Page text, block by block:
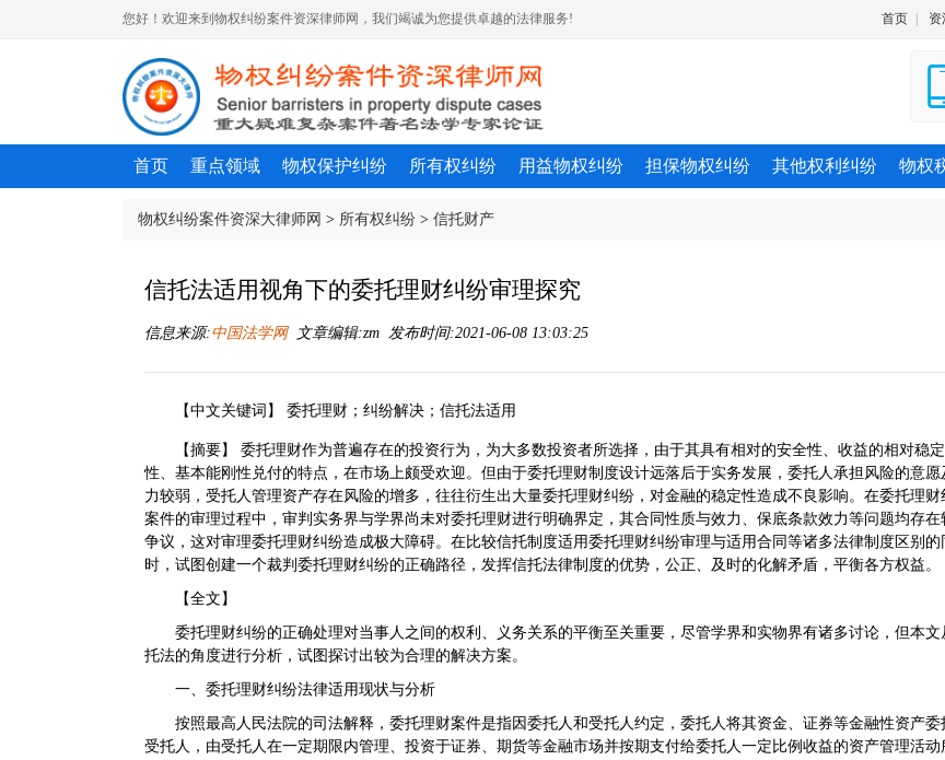
您好！欢迎来到物权纠纷案件资深律师网，我们竭诚为您提供卓越的法律服务! 首页 资
首页 重点领域 物权保护纠纷 所有权纠纷 用益物权纠纷 担保物权纠纷 其他权利纠纷 物权
物权纠纷案件资深大律师网 > 所有权纠纷 > 信托财产
信托法适用视角下的委托理财纠纷审理探究
信息来源:中国法学网文章编辑:zm 发布时间:2021-06-08 13:03:25
【中文关键词】 委托理财；纠纷解决；信托法适用
【摘要】 委托理财作为普遍存在的投资行为，为大多数投资者所选择，由于其具有相对的安全性、收益的相对稳定
性、基本能刚性兑付的特点，在市场上颇受欢迎。但由于委托理财制度设计远落后于实务发展，委托人承担风险的意愿
力较弱，受托人管理资产存在风险的增多，往往衍生出大量委托理财纠纷，对金融的稳定性造成不良影响。在委托理财
案件的审理过程中，审判实务界与学界尚未对委托理财进行明确界定，其合同性质与效力、保底条款效力等问题均存在
争议，这对审理委托理财纠纷造成极大障碍。在比较信托制度适用委托理财纠纷审理与适用合同等诸多法律制度区别的
时，试图创建一个裁判委托理财纠纷的正确路径，发挥信托法律制度的优势，公正、及时的化解矛盾，平衡各方权益。
【全文】
委托理财纠纷的正确处理对当事人之间的权利、义务关系的平衡至关重要，尽管学界和实物界有诸多讨论，但本文
托法的角度进行分析，试图探讨出较为合理的解决方案。
一、委托理财纠纷法律适用现状与分析
按照最高人民法院的司法解释，委托理财案件是指因委托人和受托人约定，委托人将其资金、证券等金融性资产委
受托人，由受托人在一定期限内管理、投资于证券、期货等金融市场并按期支付给委托人一定比例收益的资产管理活动